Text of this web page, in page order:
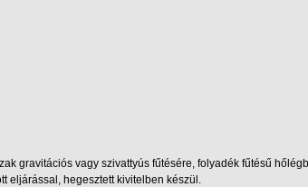
gravitációs vagy szivattyús fűtésére, folyadék fűtésű
eljárással, hegesztett kivitelben készül.